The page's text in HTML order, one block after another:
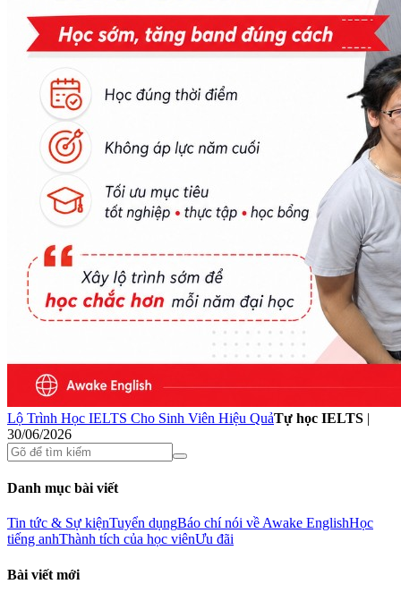
Lộ Trình Học IELTS Cho Sinh Viên Hiệu QuảTự học IELTS |
30/06/2026
Danh mục bài viết
Tin tức & Sự kiệnTuyển dụngBáo chí nói về Awake EnglishHọc
tiếng anhThành tích của học viênƯu đãi
Bài viết mới